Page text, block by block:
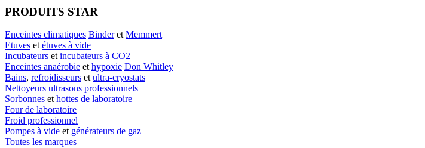
PRODUITS STAR
Enceintes climatiques Binderet Memmert
Etuves et étuves à vide
Incubateurs et incubateurs à CO2
Enceintes anaérobie et hypoxie Don Whitley
Bains, refroidisseurs et ultra-cryostats
Nettoyeurs ultrasons professionnels
Sorbonnes et hottes de laboratoire
Four de laboratoire
Froid professionnel
Pompes à vide et générateurs de gaz
Toutes les marques